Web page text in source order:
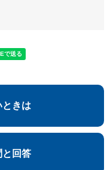
ときは
と回答